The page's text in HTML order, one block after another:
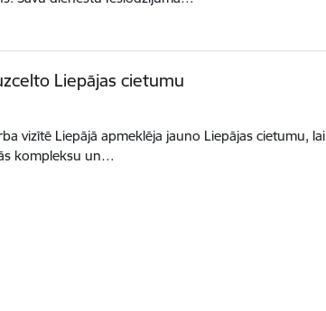
Liepājas cietumu
vizītē Liepājā apmeklēja jauno Liepājas cietumu, lai
kompleksu un…